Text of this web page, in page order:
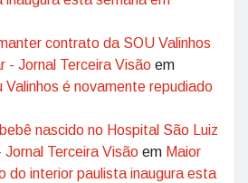
contrato da SOU Valinhos
- Jornal Terceira Visão em
Valinhos é novamente repudiado
nascido no Hospital São Luiz
Jornal Terceira Visão em Maior
do interior paulista inaugura esta